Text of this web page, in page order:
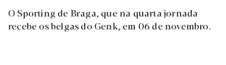
O Sporting de Braga, que na quarta jornada
recebe os belgas do Genk, em 06 de novembro.